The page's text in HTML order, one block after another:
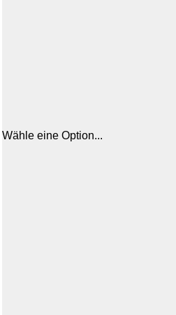
Wähle eine Option...